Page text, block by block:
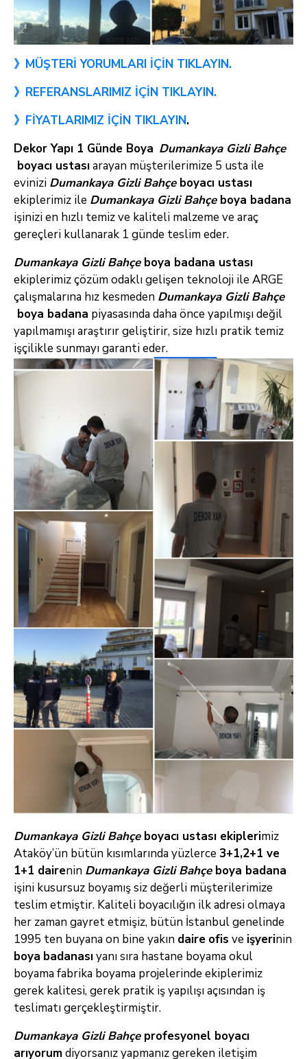
》MÜŞTERİ YORUMLARI İÇİN TIKLAYIN.
》REFERANSLARIMIZ İÇİN TIKLAYIN.
》FİYATLARIMIZ İÇİN TIKLAYIN.
Dekor Yapı 1 Günde Boya Dumankaya Gizli Bahçe
boyacı ustasıarayan müşterilerimize 5 usta ile
evinizi Dumankaya Gizli Bahçe boyacı ustası
ekiplerimiz ile Dumankaya Gizli Bahçe boya badana
işinizi en hızlı temiz ve kaliteli malzeme ve araç
gereçleri kullanarak 1 günde teslim eder.
Dumankaya Gizli Bahçe boya badana ustası
ekiplerimiz çözüm odaklı gelişen teknoloji ile ARGE
çalışmalarına hız kesmeden Dumankaya Gizli Bahçe
boya badana piyasasında daha önce yapılmışı değil
yapılmamışı araştırır geliştirir, size hızlı pratik temiz
işçilikle sunmayı garanti eder.
Dumankaya Gizli Bahçe boyacı ustası ekiplerimiz
Ataköy’ün bütün kısımlarında yüzlerce 3+1,2+1 ve
1+1 dairenin Dumankaya Gizli Bahçeboya badana
işini kusursuz boyamış siz değerli müşterilerimize
teslim etmiştir. Kaliteli boyacılığın ilk adresi olmaya
her zaman gayret etmişiz, bütün İstanbul genelinde
1995 ten buyana on bine yakın daire ofis ve işyerinin
boya badanasıyanı sıra hastane boyama okul
boyama fabrika boyama projelerinde ekiplerimiz
gerek kalitesi, gerek pratik iş yapılışı açısından iş
teslimatı gerçekleştirmiştir.
Dumankaya Gizli Bahçe profesyonel boyacı
arıyorumdiyorsanız yapmanız gereken iletişim